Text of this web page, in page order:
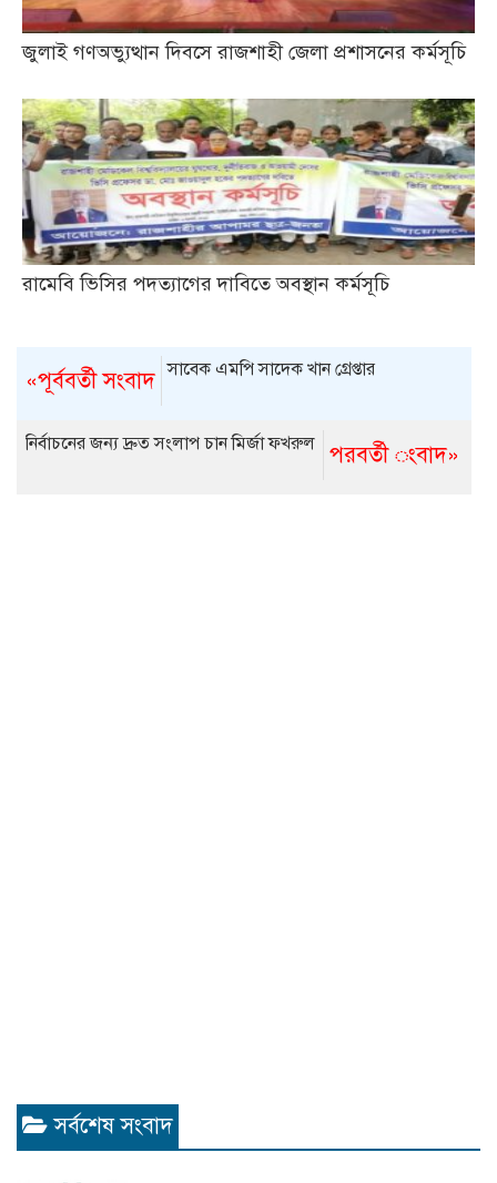
জুলাই গণঅভ্যুত্থান দিবসে রাজশাহী জেলা প্রশাসনের কর্মসূচি
রামেবি ভিসির পদত্যাগের দাবিতে অবস্থান কর্মসূচি
«পূর্ববর্তী সংবাদ সাবেক এমপি সাদেক খান গ্রেপ্তার
পরবর্তী ংবাদ»
নির্বাচনের জন্য দ্রুত সংলাপ চান মির্জা ফখরুল
সর্বশেষ সংবাদ